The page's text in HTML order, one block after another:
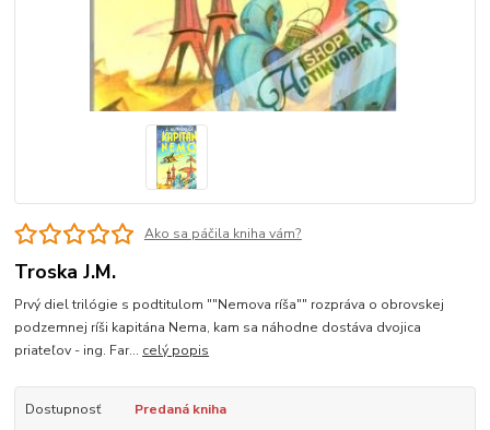
Ako sa páčila kniha vám?
Troska J.M.
Prvý diel trilógie s podtitulom ""Nemova ríša"" rozpráva o obrovskej
podzemnej ríši kapitána Nema, kam sa náhodne dostáva dvojica
priateľov - ing. Far... celý popis
Dostupnosť
Predaná kniha